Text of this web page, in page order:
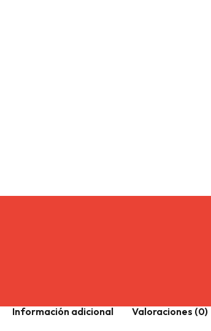
Información adicional Valoraciones (0)